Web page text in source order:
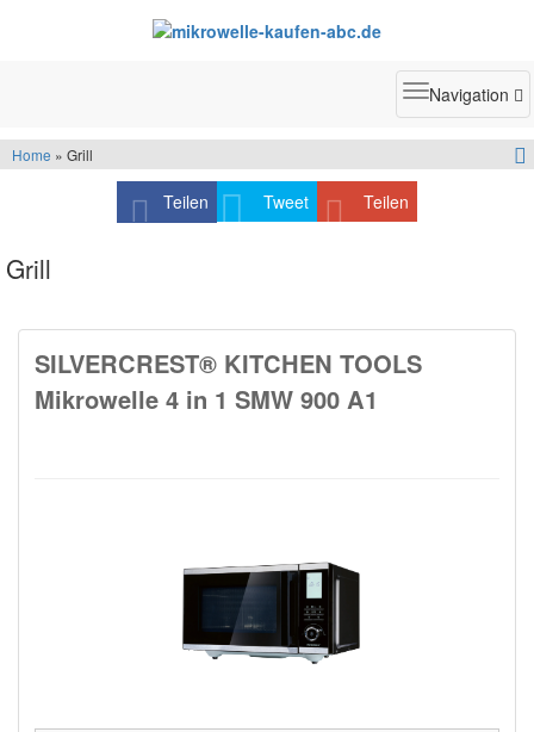
Toggle
Navigation
Home » Grill
Teilen Tweet Teilen
Grill
SILVERCREST® KITCHEN TOOLS
Mikrowelle 4 in 1 SMW 900 A1